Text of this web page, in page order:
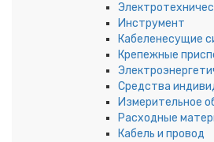
Инструмент
Кабеленесущие
Крепежные
Средства
Измерительное
Расходные
Кабель и провод